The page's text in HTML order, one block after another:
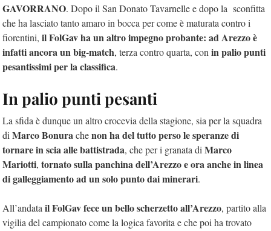
GAVORRANO. Dopo il San Donato Tavarnelle e dopo la sconfitta
che ha lasciato tanto amaro in bocca per come è maturata contro i
fiorentini, il FolGav ha un altro impegno probante: ad Arezzo è
infatti ancora un big-match, terza contro quarta, con in palio punti
pesantissimi per la classifica.
In palio punti pesanti
La sfida è dunque un altro crocevia della stagione, sia per la squadra
di Marco Bonurachenon ha del tutto perso le speranze di
tornare in scia alle battistrada, che per i granata di Marco
Mariotti, tornato sulla panchina dell’Arezzo e ora anche in linea
di galleggiamento ad un solo punto dai minerari.
All’andata il FolGav fece un bello scherzetto all’Arezzo, partito alla
vigilia del campionato come la logica favorita e che poi ha trovato